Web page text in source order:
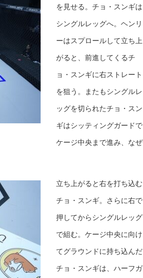
を見せる。チョ・スンギは
シングルレッグへ。ヘンリ
ーはスプロールして立ち上
がると、前進してくるチ
ョ・スンギに右ストレート
を狙う。またもシングルレ
ッグを切られたチョ・スン
ギはシッティングガードで
ケージ中央まで進み、なぜ
立ち上がると右を打ち込む
チョ・スンギ。さらに右で
押してからシングルレッグ
で組む。ケージ中央に向け
てグラウンドに持ち込んだ
チョ・スンギは、ハーフガ